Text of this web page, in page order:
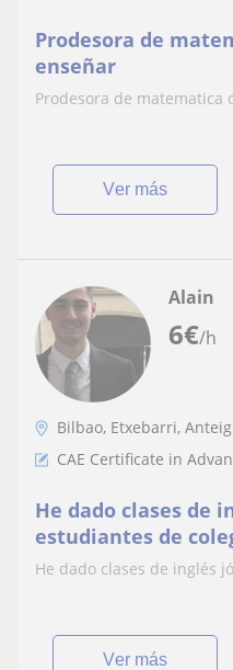
Prodesora de
enseñar
Prodesora de matematica
ver más
6€/h
Alain
Bilbao, Etxebarri,
CAE Certificate in
He dado clases de
estudiantes de
He dado clases de inglés
ver más